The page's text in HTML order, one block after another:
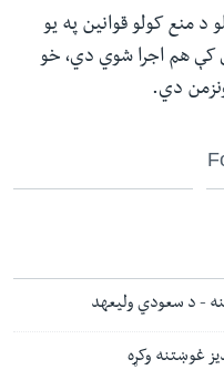
منع کولو قوانین په یو
کې هم اجرا شوي دي، خو
دي.
- د سعودي ولیعهد
غوښتنه وکړه